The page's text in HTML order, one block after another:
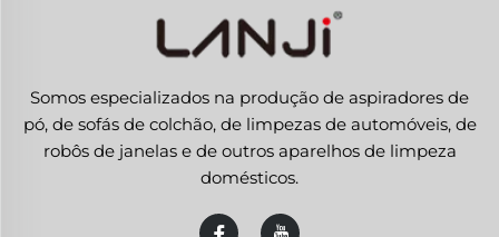
Somos especializados na produção de aspiradores de
pó, de sofás de colchão, de limpezas de automóveis, de
robôs de janelas e de outros aparelhos de limpeza
domésticos.